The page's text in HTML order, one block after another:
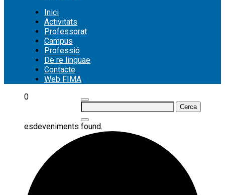
Inici
Activitats
Professorat
Campus
Professió
De re linguae
Contacte
Web FIMA
Cerca:
0
esdeveniments found.